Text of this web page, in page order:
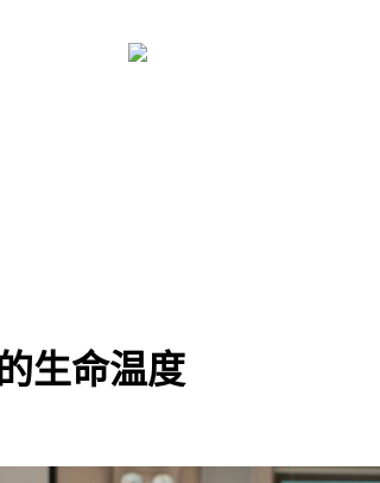
生命温度